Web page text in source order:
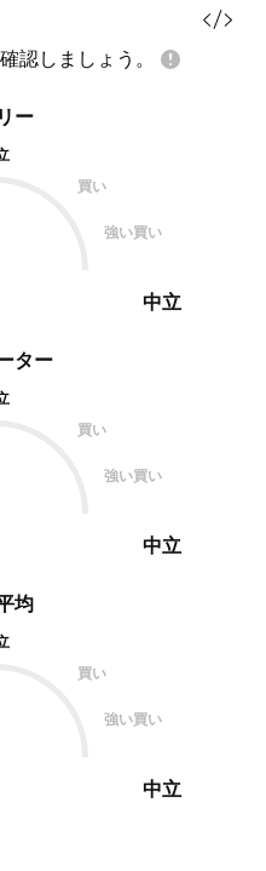
認しましょう。
ター
買い
強い買い
中立
ー
買い
強い買い
中立
均
買い
強い買い
中立